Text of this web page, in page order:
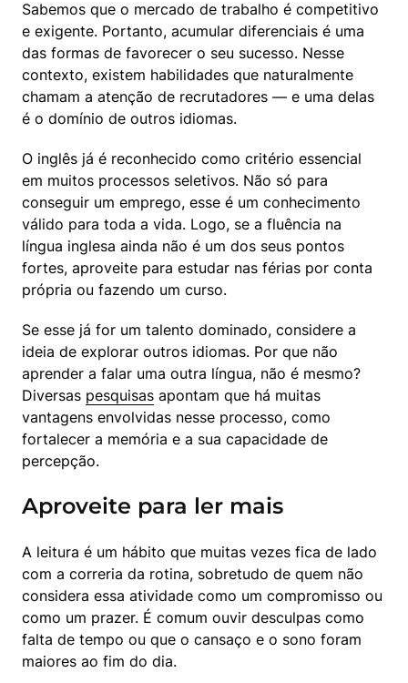
Sabemos que o mercado de trabalho é competitivo
e exigente. Portanto, acumular diferenciais é uma
das formas de favorecer o seu sucesso. Nesse
contexto, existem habilidades que naturalmente
chamam a atenção de recrutadores — e uma delas
é o domínio de outros idiomas.
O inglês já é reconhecido como critério essencial
em muitos processos seletivos. Não só para
conseguir um emprego, esse é um conhecimento
válido para toda a vida. Logo, se a fluência na
língua inglesa ainda não é um dos seus pontos
fortes, aproveite para estudar nas férias por conta
própria ou fazendo um curso.
Se esse já for um talento dominado, considere a
ideia de explorar outros idiomas. Por que não
aprender a falar uma outra língua, não é mesmo?
Diversas pesquisas apontam que há muitas
vantagens envolvidas nesse processo, como
fortalecer a memória e a sua capacidade de
percepção.
Aproveite para ler mais
A leitura é um hábito que muitas vezes fica de lado
com a correria da rotina, sobretudo de quem não
considera essa atividade como um compromisso ou
como um prazer. É comum ouvir desculpas como
falta de tempo ou que o cansaço e o sono foram
maiores ao fim do dia.